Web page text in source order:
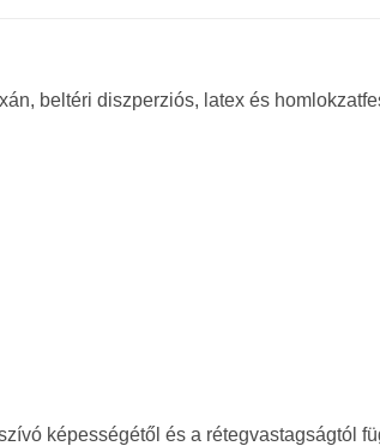
beltéri diszperziós, latex és
képességétől és a rétegvastagságtól